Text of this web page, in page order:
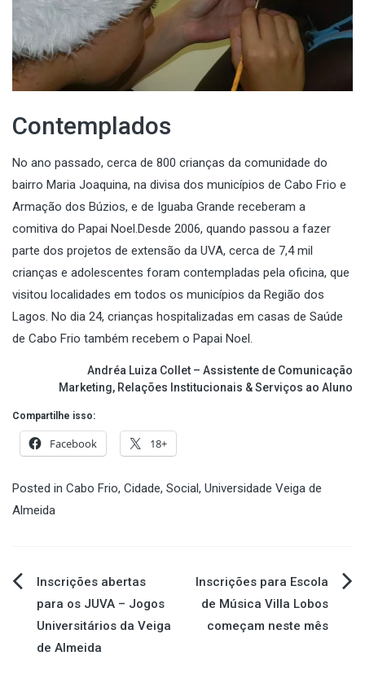
Contemplados
No ano passado, cerca de 800 crianças da comunidade do
bairro Maria Joaquina, na divisa dos municípios de Cabo Frio e
Armação dos Búzios, e de Iguaba Grande receberam a
comitiva do Papai Noel.Desde 2006, quando passou a fazer
parte dos projetos de extensão da UVA, cerca de 7,4 mil
crianças e adolescentes foram contempladas pela oficina, que
visitou localidades em todos os municípios da Região dos
Lagos. No dia 24, crianças hospitalizadas em casas de Saúde
de Cabo Frio também recebem o Papai Noel.
Andréa Luiza Collet – Assistente de Comunicação
Marketing, Relações Institucionais & Serviços ao Aluno
Compartilhe isso:
Facebook 18+
Posted in Cabo Frio, Cidade, Social, Universidade Veiga de
Almeida
Navegação
de
Post
Inscrições abertas
para os JUVA – Jogos
Universitários da Veiga
de Almeida
Inscrições para Escola
de Música Villa Lobos
começam neste mês